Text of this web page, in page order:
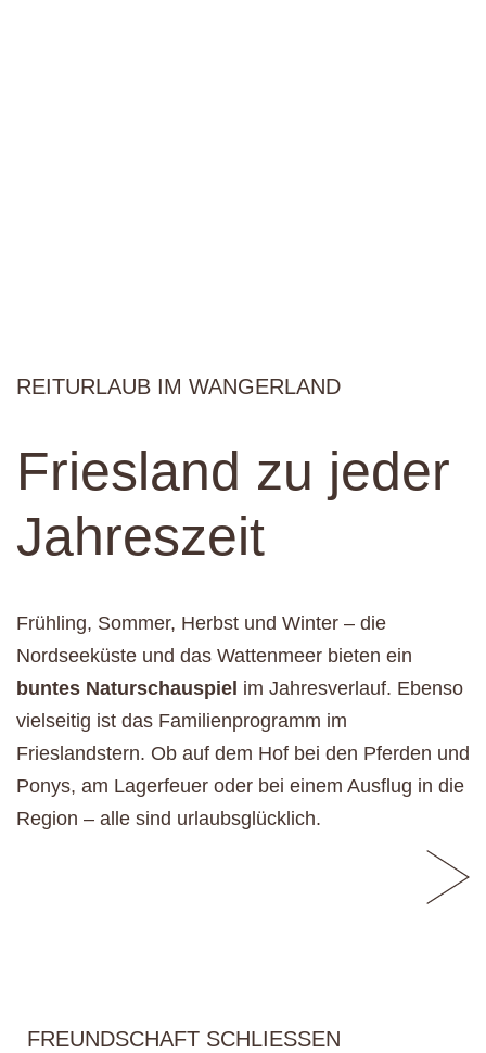
REITURLAUB IM WANGERLAND
Friesland zu jeder
Jahreszeit
Frühling, Sommer, Herbst und Winter – die
Nordseeküste und das Wattenmeer bieten ein
buntes Naturschauspiel im Jahresverlauf. Ebenso
vielseitig ist das Familienprogramm im
Frieslandstern. Ob auf dem Hof bei den Pferden und
Ponys, am Lagerfeuer oder bei einem Ausflug in die
Region – alle sind urlaubsglücklich.
FREUNDSCHAFT SCHLIESSEN